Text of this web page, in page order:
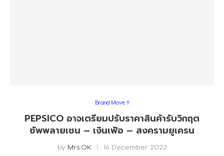
Brand Move !!
PEPSICO อาจเตรียมปรับราคาสินค้ารับวิกฤต
ซัพพลายเชน – เงินเฟ้อ – สงครามยูเครน
by Mrs.OK 16 December 2022